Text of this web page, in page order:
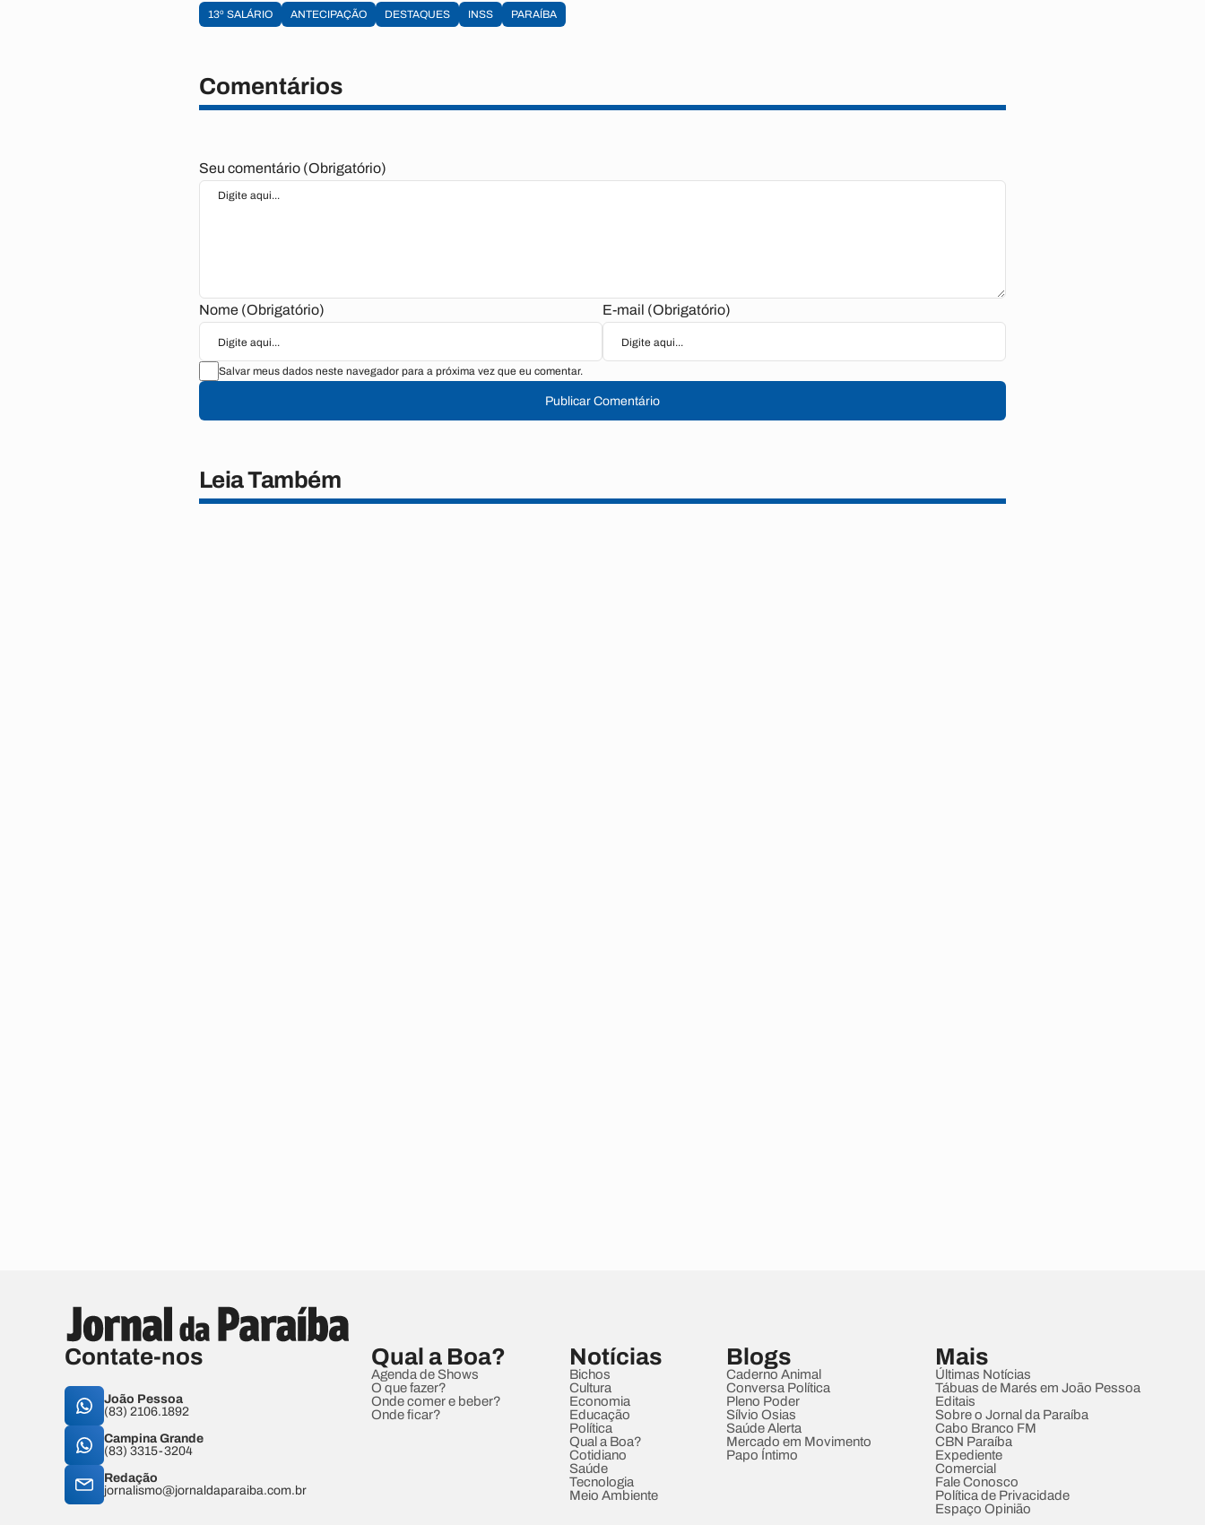
13º SALÁRIO ANTECIPAÇÃO DESTAQUES INSS PARAÍBA
Comentários
Seu comentário (Obrigatório)
Nome (Obrigatório) E-mail (Obrigatório)
Salvar meus dados neste navegador para a próxima vez que eu comentar.
Publicar Comentário
Leia Também
Contate-nos
João Pessoa
(83) 2106.1892
Campina Grande
(83) 3315-3204
Redação
jornalismo@jornaldaparaiba.com.br
Qual a Boa?
Agenda de Shows
O que fazer?
Onde comer e beber?
Onde ficar?
Notícias
Bichos
Cultura
Economia
Educação
Política
Qual a Boa?
Cotidiano
Saúde
Tecnologia
Meio Ambiente
Blogs
Caderno Animal
Conversa Política
Pleno Poder
Sílvio Osias
Saúde Alerta
Mercado em Movimento
Papo Íntimo
Mais
Últimas Notícias
Tábuas de Marés em João Pessoa
Editais
Sobre o Jornal da Paraíba
Cabo Branco FM
CBN Paraíba
Expediente
Comercial
Fale Conosco
Política de Privacidade
Espaço Opinião